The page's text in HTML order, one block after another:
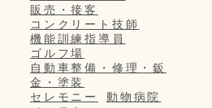
販売・接客
コンクリート技師
機能訓練指導員
ゴルフ場
自動車整備・修理・鈑
金・塗装
セレモニー
動物病院